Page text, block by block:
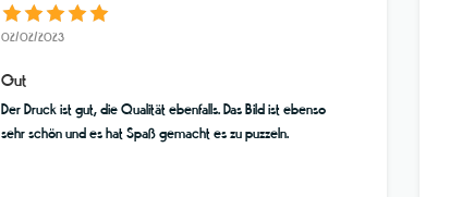
02/02/2023
Gut
Der Druck ist gut, die Qualität ebenfalls. Das Bild ist ebenso
sehr schön und es hat Spaß gemacht es zu puzzeln.